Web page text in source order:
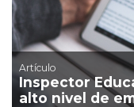
Artículo
Inspector
alto nivel de